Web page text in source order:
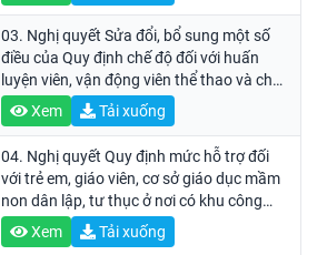
03. Nghị quyết Sửa đổi, bổ sung một số
điều của Quy định chế độ đối với huấn
luyện viên, vận động viên thể thao và chế
độ chi tiêu tài chính cho các giải thi đấu
thể thao trên địa bàn tỉnh Bà Rịa - Vũng
Tàu ban hành kèm theo Nghị quyết số
118/2019/NQ-HĐND ngày 13 tháng 12
năm 2019 của Hội đồng nhân dân tỉnh
Bà Rịa - Vũng Tàu
Xem Tải xuống
04. Nghị quyết Quy định mức hỗ trợ đối
với trẻ em, giáo viên, cơ sở giáo dục mầm
non dân lập, tư thục ở nơi có khu công
nghiệp trên địa bàn tỉnh Bà Rịa - Vũng
Tàu
Xem Tải xuống